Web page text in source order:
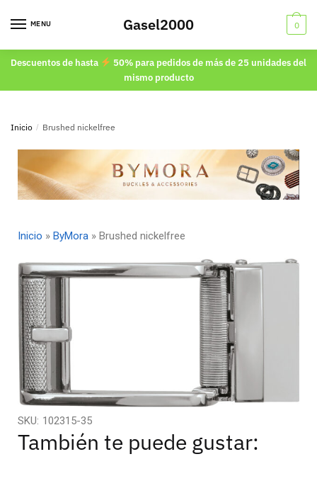
MENU Gasel2000 0
Descuentos de hasta
50% para pedidos de más de 25 unidades del
mismo producto
Inicio / Brushed nickelfree
Inicio » ByMora » Brushed nickelfree
SKU: 102315-35
También te puede gustar: